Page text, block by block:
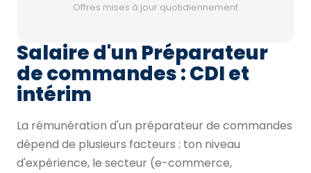
Offres mises à jour quotidiennement
Salaire d'un Préparateur
de commandes : CDI et
intérim
La rémunération d'un préparateur de commandes
dépend de plusieurs facteurs : ton niveau
d'expérience, le secteur (e-commerce,